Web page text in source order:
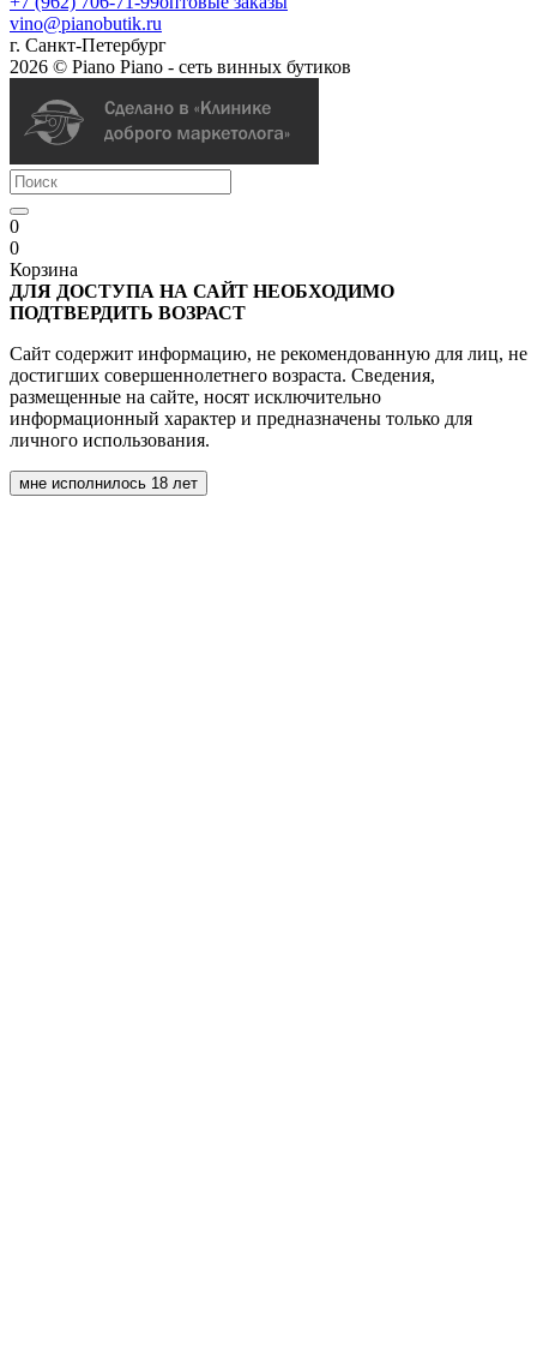
vino@pianobutik.ru
г. Санкт-Петербург
2026 © Piano Piano - сеть винных бутиков
0
0
Корзина
ДЛЯ ДОСТУПА НА САЙТ НЕОБХОДИМО
ПОДТВЕРДИТЬ ВОЗРАСТ
Сайт содержит информацию, не рекомендованную для лиц, не
достигших совершеннолетнего возраста. Сведения,
размещенные на сайте, носят исключительно
информационный характер и предназначены только для
личного использования.
мне исполнилось 18 лет